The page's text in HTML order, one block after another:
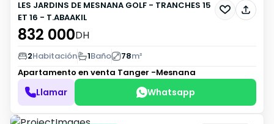
LES JARDINS DE MESNANA GOLF - TRANCHES 15
ET 16 - T.ABAAKIL
832 000DH
2Habitación 1Baño 78m²
Apartamento en venta Tanger -Mesnana
Llamar Whatsapp